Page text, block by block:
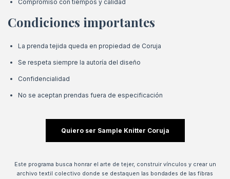
Compromiso con tiempos y calidad
Condiciones importantes
La prenda tejida queda en propiedad de Coruja
Se respeta siempre la autoría del diseño
Confidencialidad
No se aceptan prendas fuera de especificación
Quiero ser Sample Knitter Coruja
Este programa busca honrar el arte de tejer, construir vínculos y crear un
archivo textil colectivo donde se destaquen las bondades de las fibras